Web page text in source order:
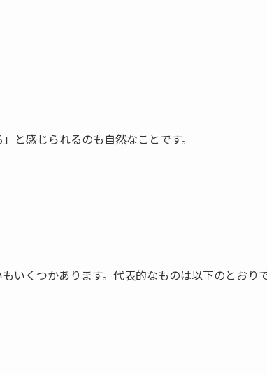
と感じられるのも自然なことです。
いくつかあります。代表的なものは以下のとおり